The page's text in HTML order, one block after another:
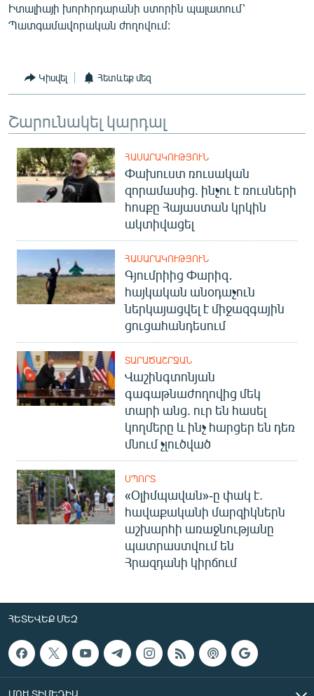
Իտալիայի խորհրդարանի ստորին պալատում՝
Պատգամավորական ժողովում:
Կիսվել Հետևեք մեզ
Շարունակել կարդալ
ՀԱՍԱՐԱԿՈՒԹՅՈՒՆ
Փախուստ ռուսական
զորամասից. ինչու է ռուսների
հոսքը Հայաստան կրկին
ակտիվացել
ՀԱՍԱՐԱԿՈՒԹՅՈՒՆ
Գյումրիից Փարիզ․
հայկական անօդաչուն
ներկայացվել է միջազգային
ցուցահանդեսում
ՏԱՐԱԾԱՇՐՋԱՆ
Վաշինգտոնյան
գագաթնաժողովից մեկ
տարի անց. ուր են հասել
կողմերը և ինչ հարցեր են դեռ
մնում չլուծված
ՍՊՈՐՏ
«Օլիմպավան»-ը փակ է.
հավաքականի մարզիկներն
աշխարհի առաջնությանը
պատրաստվում են
Հրազդանի կիրճում
ՀԵՏԵՎԵՔ ՄԵԶ
ՄՈՒԼՏԻՄԵԴԻԱ